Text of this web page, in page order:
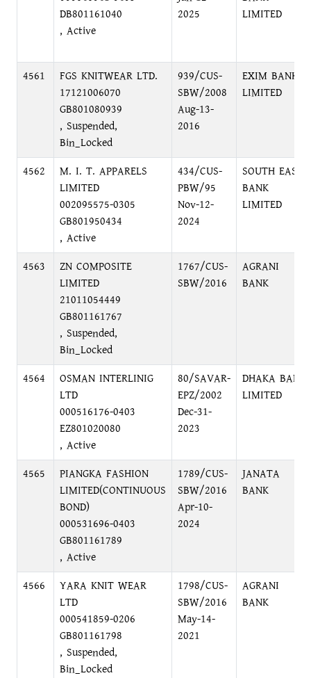
DB801161040
, Active
2025
LIMITED
4561
FGS KNITWEAR LTD.
17121006070
GB801080939
, Suspended,
Bin_Locked
939/CUS-
SBW/2008
Aug-13-
2016
EXIM BANK
LIMITED
4562
M. I. T. APPARELS
LIMITED
002095575-0305
GB801950434
, Active
434/CUS-
PBW/95
Nov-12-
2024
SOUTH EAST
BANK
LIMITED
4563
ZN COMPOSITE
LIMITED
21011054449
GB801161767
, Suspended,
Bin_Locked
1767/CUS-
SBW/2016
AGRANI
BANK
4564
OSMAN INTERLINIG
LTD
000516176-0403
EZ801020080
, Active
80/SAVAR-
EPZ/2002
Dec-31-
2023
DHAKA BANK
LIMITED
4565
PIANGKA FASHION
LIMITED(CONTINUOUS
BOND)
000531696-0403
GB801161789
, Active
1789/CUS-
SBW/2016
Apr-10-
2024
JANATA
BANK
4566
YARA KNIT WEAR
LTD
000541859-0206
GB801161798
, Suspended,
Bin_Locked
1798/CUS-
SBW/2016
May-14-
2021
AGRANI
BANK